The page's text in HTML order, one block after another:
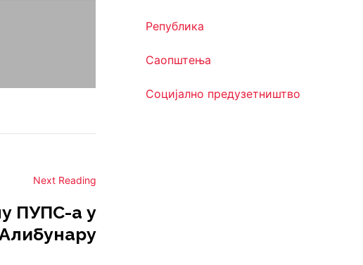
Next Reading
ПУПС-а у
Република
Саопштења
Социјално предузетништво